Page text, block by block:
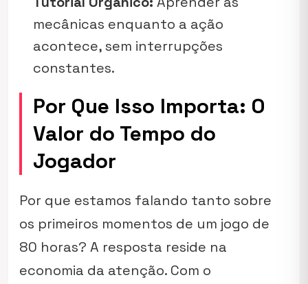
mecânicas enquanto a ação
acontece, sem interrupções
constantes.
Por Que Isso Importa: O
Valor do Tempo do
Jogador
Por que estamos falando tanto sobre
os primeiros momentos de um jogo de
80 horas? A resposta reside na
economia da atenção. Com o